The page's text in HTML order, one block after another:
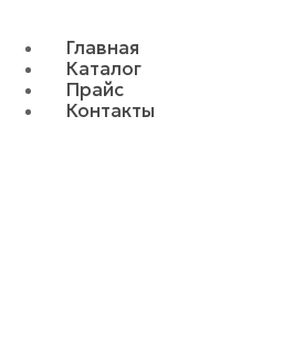
Главная
Каталог
Прайс
Контакты